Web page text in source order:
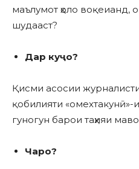
маълумот ҳоло воқеианд,
шудааст?
Дар куҷо?
Қисми асосии
қобилияти
гуногун барои таҳияи
Чаро?